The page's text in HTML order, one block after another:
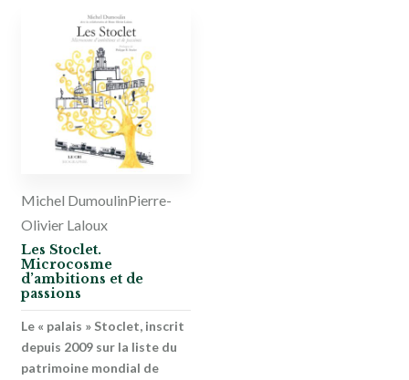
Michel DumoulinPierre-
Olivier Laloux
Les Stoclet.
Microcosme
d’ambitions et de
passions
Le « palais » Stoclet, inscrit
depuis 2009 sur la liste du
patrimoine mondial de